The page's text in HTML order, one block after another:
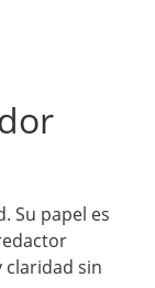
Su papel es
claridad sin